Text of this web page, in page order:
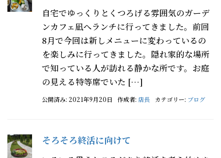
自宅でゆっくりとくつろげる雰囲気のガーデ
ンカフェ凪へランチに行ってきました。前回
8月で今回は新しメニューに変わっているの
を楽しみに行ってきました。隠れ家的な場所
で知っている人が訪れる静かな所です。お庭
の見える特等席でいた […]
公開済み: 2021年9月20日 作成者: 店長 カテゴリー: ブログ
そろそろ終活に向けて